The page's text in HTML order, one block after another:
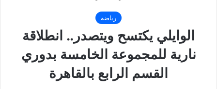
رياضة
الوايلي يكتسح ويتصدر.. انطلاقة
نارية للمجموعة الخامسة بدوري
القسم الرابع بالقاهرة